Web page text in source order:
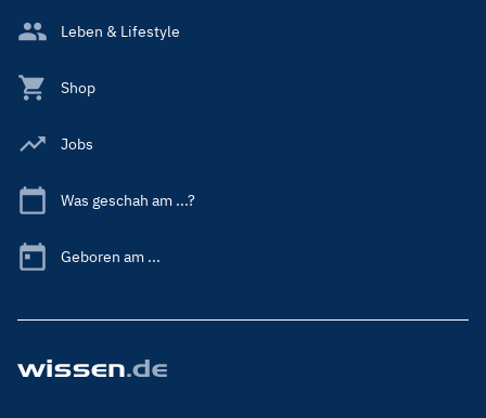
Leben & Lifestyle
Shop
Jobs
Was geschah am ...?
Geboren am ...